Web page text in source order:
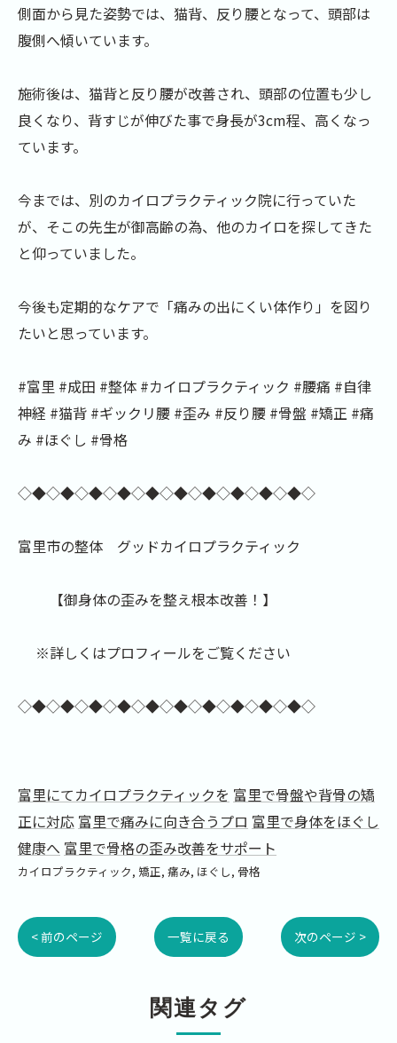
側面から見た姿勢では、猫背、反り腰となって、頭部は
腹側へ傾いています。
施術後は、猫背と反り腰が改善され、頭部の位置も少し
良くなり、背すじが伸びた事で身長が3cm程、高くなっ
ています。
今までは、別のカイロプラクティック院に行っていた
が、そこの先生が御高齢の為、他のカイロを探してきた
と仰っていました。
今後も定期的なケアで「痛みの出にくい体作り」を図り
たいと思っています。
#富里 #成田 #整体 #カイロプラクティック #腰痛 #自律
神経 #猫背 #ギックリ腰 #歪み #反り腰 #骨盤 #矯正 #痛
み #ほぐし #骨格
◇◆◇◆◇◆◇◆◇◆◇◆◇◆◇◆◇◆◇◆◇
富里市の整体 グッドカイロプラクティック
【御身体の歪みを整え根本改善！】
※詳しくはプロフィールをご覧ください
◇◆◇◆◇◆◇◆◇◆◇◆◇◆◇◆◇◆◇◆◇
富里にてカイロプラクティックを 富里で骨盤や背骨の矯
正に対応 富里で痛みに向き合うプロ 富里で身体をほぐし
健康へ 富里で骨格の歪み改善をサポート
カイロプラクティック 矯正 痛み ほぐし 骨格
< 前のページ 一覧に戻る 次のページ >
関連タグ